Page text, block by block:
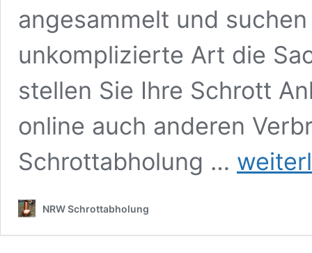
angesammelt und
unkomplizierte Art die
stellen Sie Ihre Schrott
online auch anderen
Schrottabholung …
Kundendialog
NRW Schrottabholung